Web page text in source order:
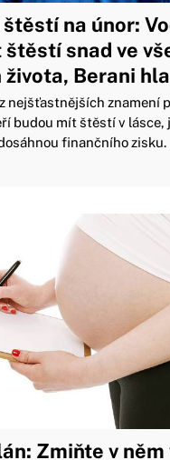
na únor:
štěstí snad ve
Berani
nejšťastnějších znamení
budou mít štěstí v lásce,
finančního zisku.
Zmiňte v něm